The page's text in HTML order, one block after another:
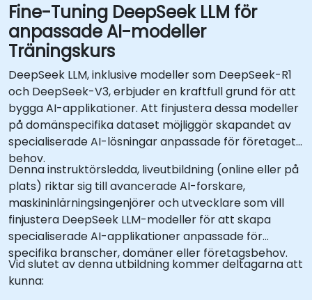
Fine-Tuning DeepSeek LLM för
anpassade AI-modeller
Träningskurs
DeepSeek LLM, inklusive modeller som DeepSeek-R1
och DeepSeek-V3, erbjuder en kraftfull grund för att
bygga AI-applikationer. Att finjustera dessa modeller
på domänspecifika dataset möjliggör skapandet av
specialiserade AI-lösningar anpassade för företagets
behov.
Denna instruktörsledda, liveutbildning (online eller på
plats) riktar sig till avancerade AI-forskare,
maskininlärningsingenjörer och utvecklare som vill
finjustera DeepSeek LLM-modeller för att skapa
specialiserade AI-applikationer anpassade för
specifika branscher, domäner eller företagsbehov.
Vid slutet av denna utbildning kommer deltagarna att
kunna: